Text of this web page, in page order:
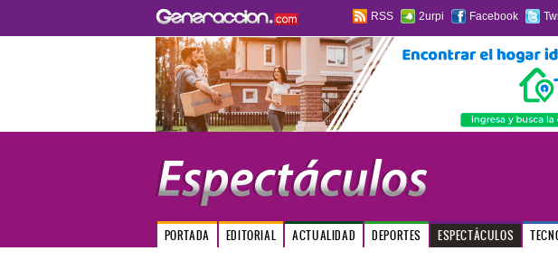
RSS 2urpi Facebook
PORTADA EDITORIAL ACTUALIDAD DEPORTES ESPECTÁCULOS